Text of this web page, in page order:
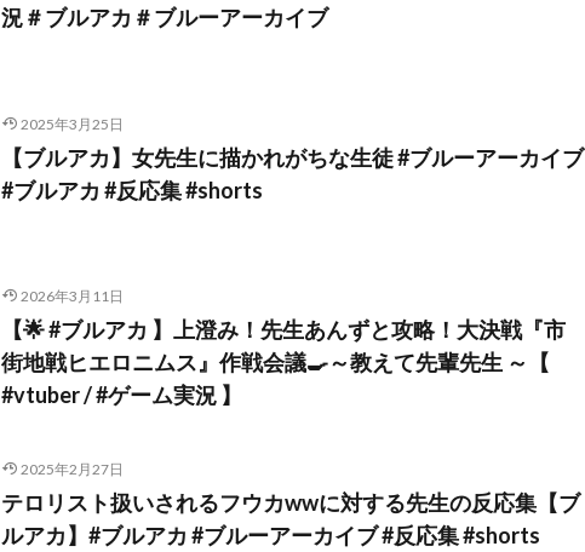
況＃ブルアカ＃ブルーアーカイブ
2025年3月25日
【ブルアカ】女先生に描かれがちな生徒 #ブルーアーカイブ
#ブルアカ #反応集 #shorts
2026年3月11日
【🌟 #ブルアカ 】上澄み！先生あんずと攻略！大決戦『市
街地戦ヒエロニムス』作戦会議🍳～教えて先輩先生 ～【
#vtuber / #ゲーム実況 】
2025年2月27日
テロリスト扱いされるフウカwwに対する先生の反応集【ブ
ルアカ】#ブルアカ #ブルーアーカイブ #反応集 #shorts